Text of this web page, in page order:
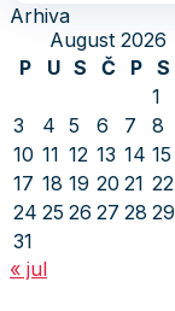
Arhiva
August 2026
P
U S Č P S
1
3
4 5 6 7 8
10 11 12 13 14 15
17 18 19 20 21 22
24 25 26 27 28 29
31
« jul